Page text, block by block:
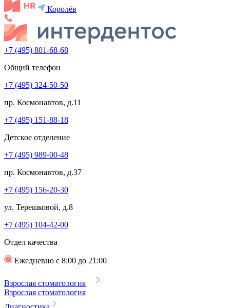
Королёв
+7 (495) 801-68-68
Общий телефон
+7 (495) 324-50-50
пр. Космонавтов, д.11
+7 (495) 151-88-18
Детское отделение
+7 (495) 989-00-48
пр. Космонавтов, д.37
+7 (495) 156-20-30
ул. Терешковой, д.8
+7 (495) 104-42-00
Отдел качества
Ежедневно с 8:00 до 21:00
Взрослая стоматология
Взрослая стоматология